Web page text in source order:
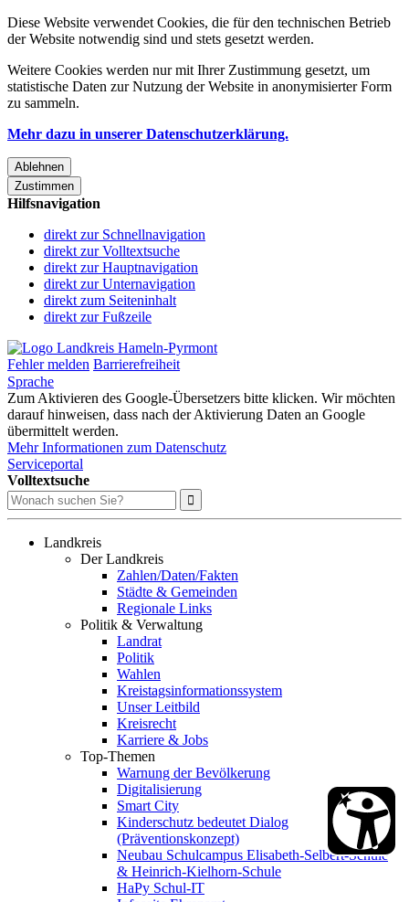
Diese Website verwendet Cookies, die für den technischen Betrieb
der Website notwendig sind und stets gesetzt werden.
Weitere Cookies werden nur mit Ihrer Zustimmung gesetzt, um
statistische Daten zur Nutzung der Website in anonymisierter Form
zu sammeln.
Mehr dazu in unserer Datenschutzerklärung.
Ablehnen
Zustimmen
Hilfsnavigation
direkt zur Schnellnavigation
direkt zur Volltextsuche
direkt zur Hauptnavigation
direkt zur Unternavigation
direkt zum Seiteninhalt
direkt zur Fußzeile
Fehler melden Barrierefreiheit
Sprache
Zum Aktivieren des Google-Übersetzers bitte klicken. Wir möchten
darauf hinweisen, dass nach der Aktivierung Daten an Google
übermittelt werden.
Mehr Informationen zum Datenschutz
Serviceportal
Volltextsuche
Landkreis
Der Landkreis
Zahlen/Daten/Fakten
Städte & Gemeinden
Regionale Links
Politik & Verwaltung
Landrat
Politik
Wahlen
Kreistagsinformationssystem
Unser Leitbild
Kreisrecht
Karriere & Jobs
Top-Themen
Warnung der Bevölkerung
Digitalisierung
Smart City
Kinderschutz bedeutet Dialog
(Präventionskonzept)
Neubau Schulcampus Elisabeth-Selbert-Schule
& Heinrich-Kielhorn-Schule
HaPy Schul-IT